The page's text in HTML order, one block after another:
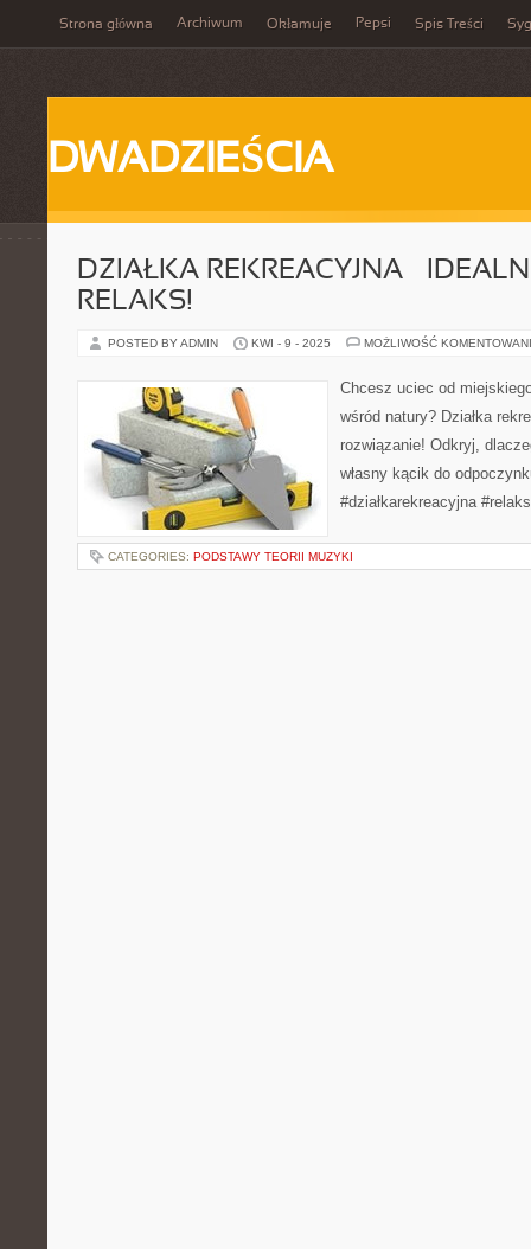
Strona główna Archiwum Okłamuje Pepsi Spis Treści
DWADZIEŚCIA
DZIAŁKA REKREACYJNA –
RELAKS!
POSTED BY ADMIN KWI - 9 - 2025 MOŻLIWOŚĆ
Chcesz uciec od
wśród natury? Działka
rozwiązanie! Odkryj,
własny kącik do
#działkarekreacyjna
CATEGORIES: PODSTAWY TEORII MUZYKI